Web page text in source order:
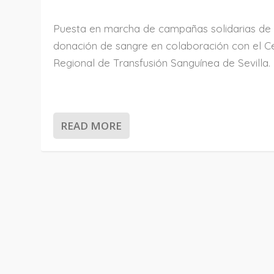
Puesta en marcha de campañas solidarias de
donación de sangre en colaboración con el
Regional de Transfusión Sanguínea de Sevilla.
READ MORE